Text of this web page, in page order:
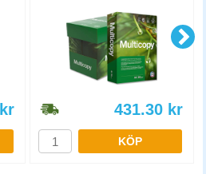
kr 431.30 kr
KÖP